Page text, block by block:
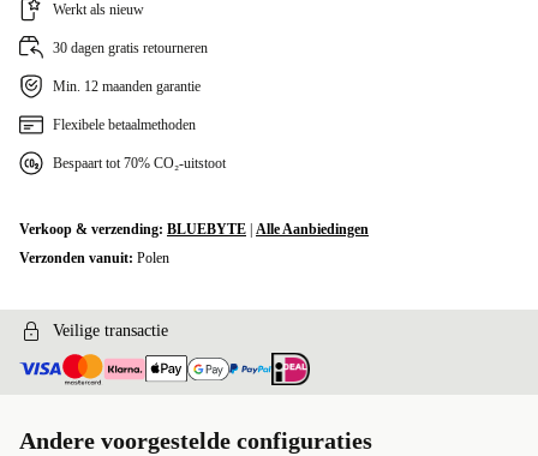
Werkt als nieuw
30 dagen gratis retourneren
Min. 12 maanden garantie
Flexibele betaalmethoden
Bespaart tot 70% CO₂-uitstoot
Verkoop & verzending: BLUEBYTE Alle Aanbiedingen
Verzonden vanuit: Polen
Veilige transactie
Andere voorgestelde configuraties